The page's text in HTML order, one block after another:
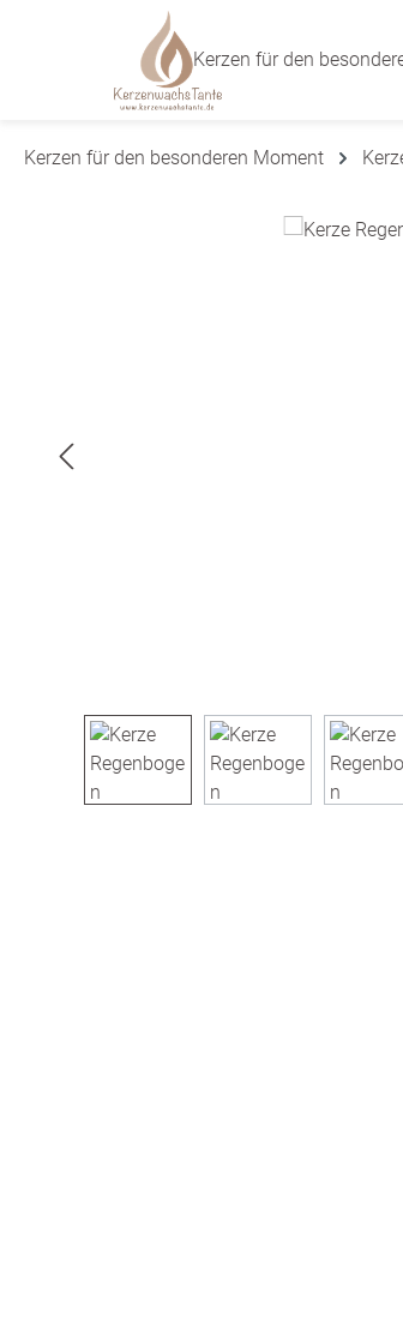
Hauptinhalt springen
Zur Suche springen
Zur Hauptnavigation springen
Kerzen für den
Kerzen für den besonderen Moment